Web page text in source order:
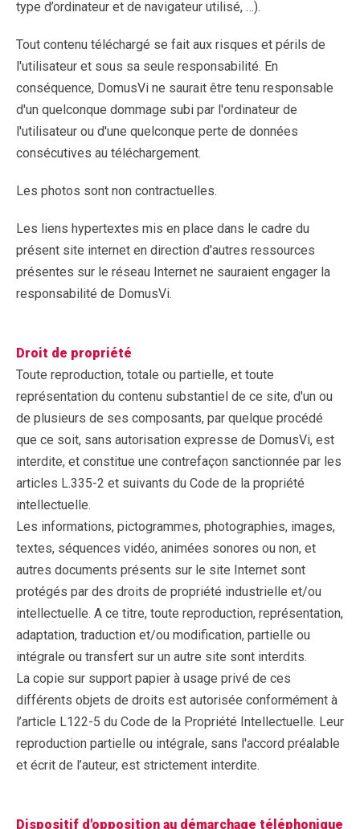
type d’ordinateur et de navigateur utilisé, …).
Tout contenu téléchargé se fait aux risques et périls de
l'utilisateur et sous sa seule responsabilité. En
conséquence, DomusVi ne saurait être tenu responsable
d'un quelconque dommage subi par l'ordinateur de
l'utilisateur ou d'une quelconque perte de données
consécutives au téléchargement.
Les photos sont non contractuelles.
Les liens hypertextes mis en place dans le cadre du
présent site internet en direction d'autres ressources
présentes sur le réseau Internet ne sauraient engager la
responsabilité de DomusVi.
Droit de propriété
Toute reproduction, totale ou partielle, et toute
représentation du contenu substantiel de ce site, d'un ou
de plusieurs de ses composants, par quelque procédé
que ce soit, sans autorisation expresse de DomusVi, est
interdite, et constitue une contrefaçon sanctionnée par les
articles L.335-2 et suivants du Code de la propriété
intellectuelle.
Les informations, pictogrammes, photographies, images,
textes, séquences vidéo, animées sonores ou non, et
autres documents présents sur le site Internet sont
protégés par des droits de propriété industrielle et/ou
intellectuelle. A ce titre, toute reproduction, représentation,
adaptation, traduction et/ou modification, partielle ou
intégrale ou transfert sur un autre site sont interdits.
La copie sur support papier à usage privé de ces
différents objets de droits est autorisée conformément à
l’article L122-5 du Code de la Propriété Intellectuelle. Leur
reproduction partielle ou intégrale, sans l'accord préalable
et écrit de l’auteur, est strictement interdite.
Dispositif d'opposition au démarchage téléphonique